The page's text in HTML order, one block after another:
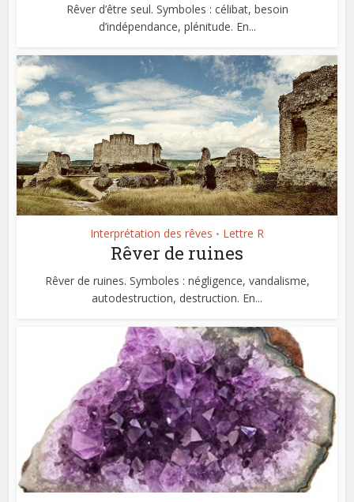
Rêver d’être seul. Symboles : célibat, besoin
d’indépendance, plénitude. En...
Interprétation des rêves • Lettre R
Rêver de ruines
Rêver de ruines. Symboles : négligence, vandalisme,
autodestruction, destruction. En...